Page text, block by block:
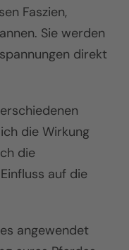
Faszien,
Sie werden
direkt
die Wirkung
die
auf die
angewendet